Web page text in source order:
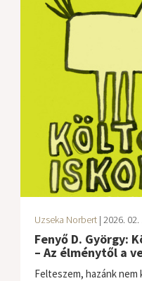
Uzseka Norbert| 2026. 02.
Fenyő D. György:
– Az élménytől a
Felteszem, hazánk nem